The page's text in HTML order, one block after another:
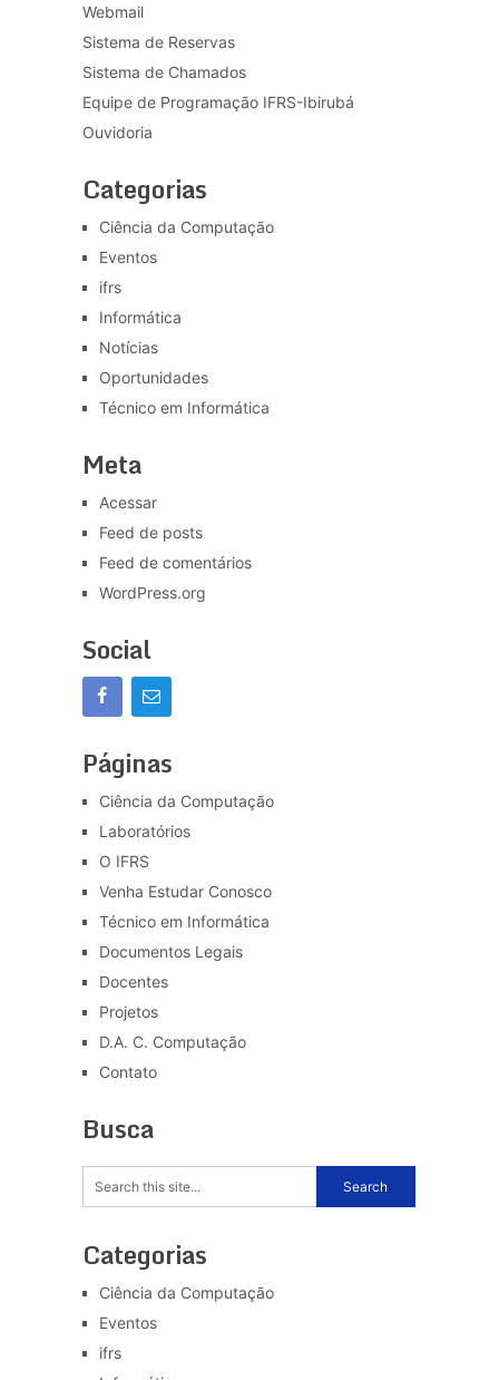
Webmail
Sistema de Reservas
Sistema de Chamados
Equipe de Programação IFRS-Ibirubá
Ouvidoria
Categorias
Ciência da Computação
Eventos
ifrs
Informática
Notícias
Oportunidades
Técnico em Informática
Meta
Acessar
Feed de posts
Feed de comentários
WordPress.org
Social
Páginas
Ciência da Computação
Laboratórios
O IFRS
Venha Estudar Conosco
Técnico em Informática
Documentos Legais
Docentes
Projetos
D.A. C. Computação
Contato
Busca
Categorias
Ciência da Computação
Eventos
ifrs